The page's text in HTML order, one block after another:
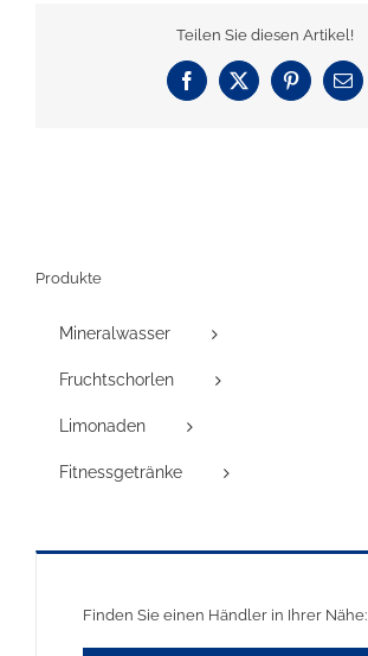
Teilen Sie diesen Artikel!
Facebook
X PinterestE-
Produkte
Mineralwasser
Fruchtschorlen
Limonaden
Fitnessgetränke
Finden Sie einen Händler in Ihrer Nähe: